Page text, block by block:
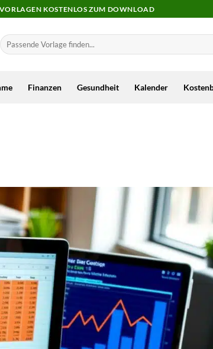
KOSTENLOS ZUM DOWNLOAD
Finanzen Gesundheit Kalender